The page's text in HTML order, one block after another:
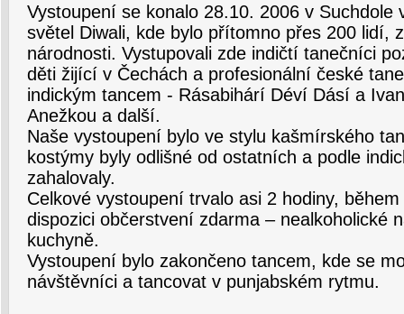
Vystoupení se konalo 28.10. 2006 v Suchdole
světel Diwali, kde bylo přítomno přes 200 lidí,
národnosti. Vystupovali zde indičtí tanečníci
děti žijící v Čechách a profesionální české
indickým tancem - Rásabihárí Déví Dásí a
Anežkou a další.
Naše vystoupení bylo ve stylu kašmírského
kostýmy byly odlišné od ostatních a podle
zahalovaly.
Celkové vystoupení trvalo asi 2 hodiny,
dispozici občerstvení zdarma – nealkoholické
kuchyně.
Vystoupení bylo zakončeno tancem, kde se
návštěvníci a tancovat v punjabském rytmu.